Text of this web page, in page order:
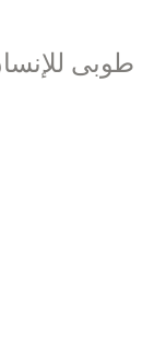
طوبى